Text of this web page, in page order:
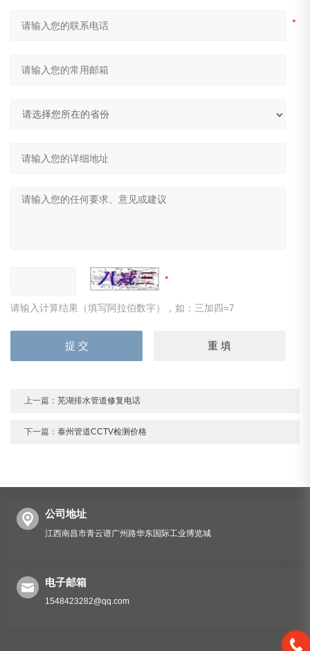
请输入计算结果（填写阿拉伯数字），如：三加四=7
上一篇：芜湖排水管道修复电话
下一篇：泰州管道CCTV检测价格
公司地址
江西南昌市青云谱广州路华东国际工业博览城
电子邮箱
1548423282@qq.com